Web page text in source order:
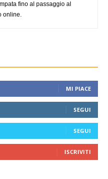
fino al passaggio al
online.
MI PIACE
SEGUI
SEGUI
ISCRIVITI